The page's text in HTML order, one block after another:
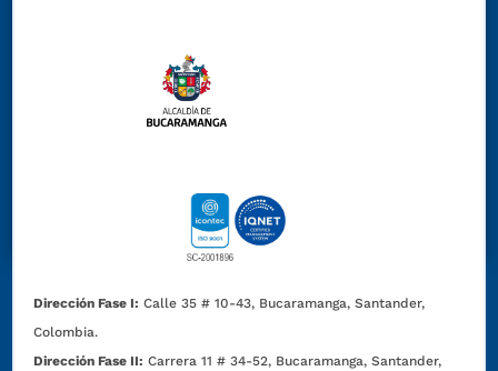
Dirección Fase I: Calle 35 # 10-43, Bucaramanga, Santander,
Colombia.
Dirección Fase II: Carrera 11 # 34-52, Bucaramanga, Santander,